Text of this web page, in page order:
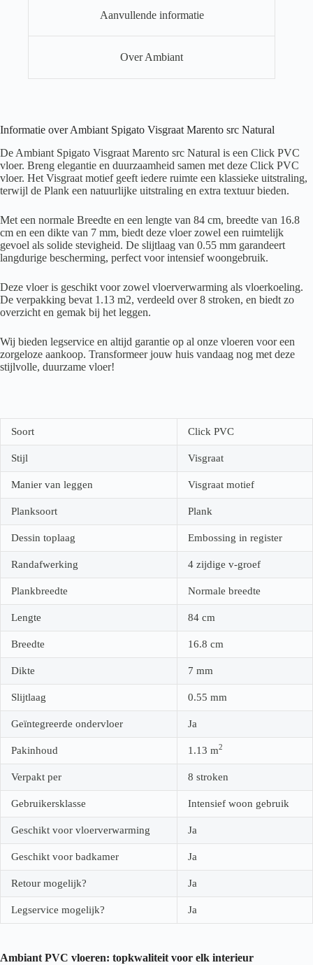
Aanvullende informatie
Over Ambiant
Informatie over Ambiant Spigato Visgraat Marento src Natural
De Ambiant Spigato Visgraat Marento src Natural is een Click PVC
vloer. Breng elegantie en duurzaamheid samen met deze Click PVC
vloer. Het Visgraat motief geeft iedere ruimte een klassieke uitstraling,
terwijl de Plank een natuurlijke uitstraling en extra textuur bieden.
Met een normale Breedte en een lengte van 84 cm, breedte van 16.8
cm en een dikte van 7 mm, biedt deze vloer zowel een ruimtelijk
gevoel als solide stevigheid. De slijtlaag van 0.55 mm garandeert
langdurige bescherming, perfect voor intensief woongebruik.
Deze vloer is geschikt voor zowel vloerverwarming als vloerkoeling.
De verpakking bevat 1.13 m2, verdeeld over 8 stroken, en biedt zo
overzicht en gemak bij het leggen.
Wij bieden legservice en altijd garantie op al onze vloeren voor een
zorgeloze aankoop. Transformeer jouw huis vandaag nog met deze
stijlvolle, duurzame vloer!
Soort Click PVC
Stijl Visgraat
Manier van leggen Visgraat motief
Planksoort Plank
Dessin toplaag Embossing in register
Randafwerking 4 zijdige v-groef
Plankbreedte Normale breedte
Lengte 84 cm
Breedte 16.8 cm
Dikte 7 mm
Slijtlaag 0.55 mm
Geïntegreerde ondervloer Ja
Pakinhoud 1.13 m2
Verpakt per 8 stroken
Gebruikersklasse Intensief woon gebruik
Geschikt voor vloerverwarming Ja
Geschikt voor badkamer Ja
Retour mogelijk? Ja
Legservice mogelijk? Ja
Ambiant PVC vloeren: topkwaliteit voor elk interieur